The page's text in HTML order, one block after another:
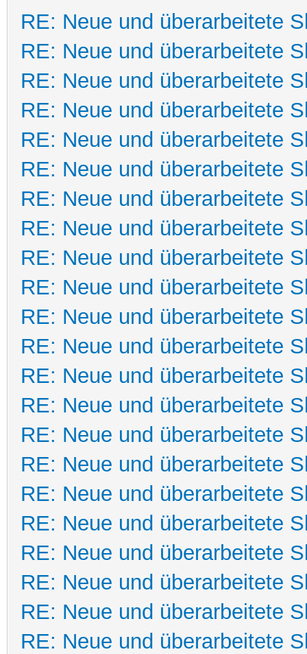
RE: Neue und überarbeitete
RE: Neue und überarbeitete
RE: Neue und überarbeitete
RE: Neue und überarbeitete
RE: Neue und überarbeitete
RE: Neue und überarbeitete
RE: Neue und überarbeitete
RE: Neue und überarbeitete
RE: Neue und überarbeitete
RE: Neue und überarbeitete
RE: Neue und überarbeitete
RE: Neue und überarbeitete
RE: Neue und überarbeitete
RE: Neue und überarbeitete
RE: Neue und überarbeitete
RE: Neue und überarbeitete
RE: Neue und überarbeitete
RE: Neue und überarbeitete
RE: Neue und überarbeitete
RE: Neue und überarbeitete
RE: Neue und überarbeitete
RE: Neue und überarbeitete